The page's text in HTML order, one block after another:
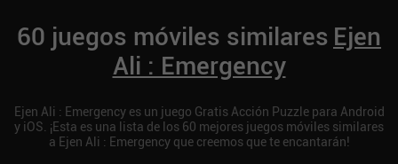
60 juegos móviles similares Ejen
Ali : Emergency
Ejen Ali : Emergency es un juego Gratis Acción Puzzle para Android
y iOS. ¡Esta es una lista de los 60 mejores juegos móviles similares
a Ejen Ali : Emergency que creemos que te encantarán!